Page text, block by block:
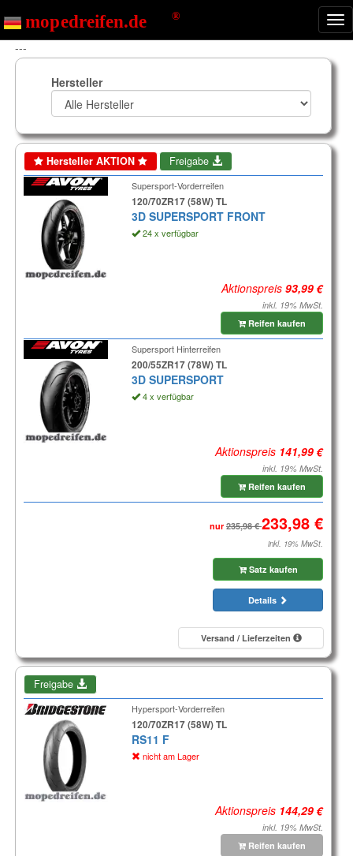
---
Hersteller
Hersteller AKTION Freigabe
Supersport-Vorderreifen
120/70ZR17 (58W) TL
3D SUPERSPORT FRONT
24 x verfügbar
Aktionspreis
inkl. 19% MwSt.
Reifen kaufen
Supersport Hinterreifen
200/55ZR17 (78W) TL
3D SUPERSPORT
4 x verfügbar
Aktionspreis
inkl. 19% MwSt.
Reifen kaufen
nur
inkl. 19% MwSt.
Satz kaufen
Details
Versand / Lieferzeiten
Freigabe
Hypersport-Vorderreifen
120/70ZR17 (58W) TL
RS11 F
nicht am Lager
Aktionspreis
inkl. 19% MwSt.
Reifen kaufen